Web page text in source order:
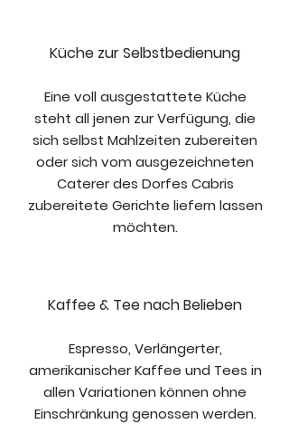
Küche zur Selbstbedienung
Eine voll ausgestattete Küche
steht all jenen zur Verfügung, die
sich selbst Mahlzeiten zubereiten
oder sich vom ausgezeichneten
Caterer des Dorfes Cabris
zubereitete Gerichte liefern lassen
möchten.
Kaffee & Tee nach Belieben
Espresso, Verlängerter,
amerikanischer Kaffee und Tees in
allen Variationen können ohne
Einschränkung genossen werden.